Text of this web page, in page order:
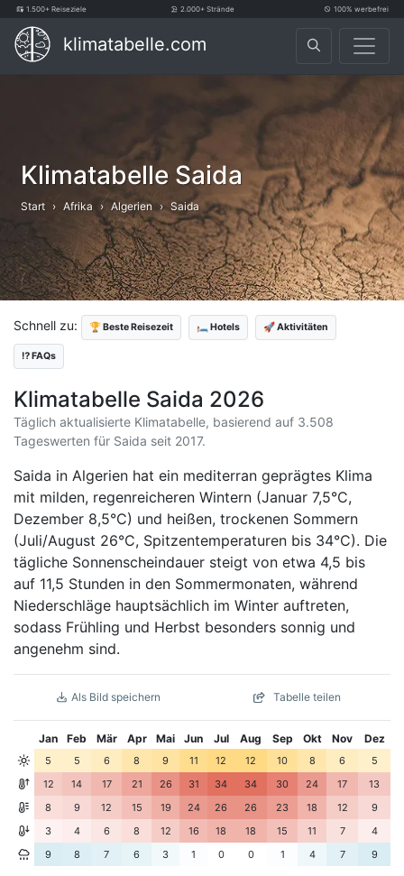
1.500+ Reiseziele 2.000+ Strände 100% werbefrei
klimatabelle.com
Klimatabelle Saida
Start Afrika Algerien Saida
Schnell zu: 🏆 Beste Reisezeit 🛏️ Hotels 🚀 Aktivitäten
⁉️ FAQs
Klimatabelle Saida 2026
Täglich aktualisierte Klimatabelle, basierend auf 3.508
Tageswerten für Saida seit 2017.
Saida in Algerien hat ein mediterran geprägtes Klima
mit milden, regenreicheren Wintern (Januar 7,5°C,
Dezember 8,5°C) und heißen, trockenen Sommern
(Juli/August 26°C, Spitzentemperaturen bis 34°C). Die
tägliche Sonnenscheindauer steigt von etwa 4,5 bis
auf 11,5 Stunden in den Sommermonaten, während
Niederschläge hauptsächlich im Winter auftreten,
sodass Frühling und Herbst besonders sonnig und
angenehm sind.
Als Bild speichern Tabelle teilen
Jan Feb Mär Apr Mai Jun Jul Aug Sep Okt Nov Dez
5 5 6 8 9 11 12 12 10 8 6
5
12
14 17 21 26 31 34 34 30 24 17
13
8
9 12 15 19 24 26 26 23 18 12
9
3
4 6 8 12 16 18 18 15 11 7
4
9
8 7 6 3 1 0 0 1 4 7 9